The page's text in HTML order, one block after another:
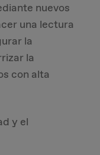
nuevos
una lectura
la
la
con alta
y el